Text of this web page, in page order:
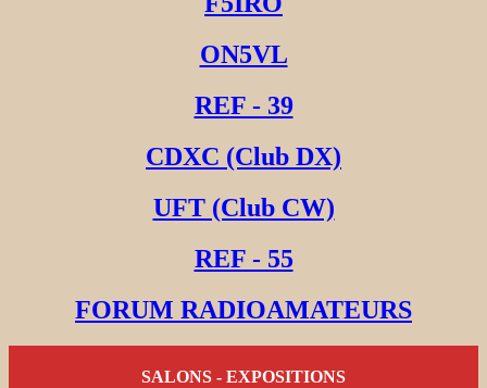
ON5VL
REF - 39
CDXC (Club DX)
UFT (Club CW)
REF - 55
FORUM RADIOAMATEURS
SALONS - EXPOSITIONS